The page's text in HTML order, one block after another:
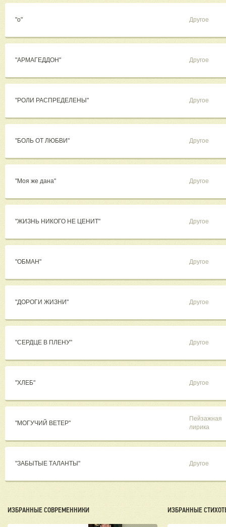
"о" Другое
"АРМАГЕДДОН" Другое
"РОЛИ РАСПРЕДЕЛЕНЫ" Другое
"БОЛЬ ОТ ЛЮБВИ" Другое
"Моя же дана" Другое
"ЖИЗНЬ НИКОГО НЕ ЦЕНИТ" Другое
"ОБМАН" Другое
"ДОРОГИ ЖИЗНИ" Другое
"СЕРДЦЕ В ПЛЕНУ" Другое
"ХЛЕБ" Другое
"МОГУЧИЙ ВЕТЕР"
Пейзажная
лирика
"ЗАБЫТЫЕ ТАЛАНТЫ" Другое
ИЗБРАННЫЕ СОВРЕМЕННИКИ ИЗБРАННЫЕ